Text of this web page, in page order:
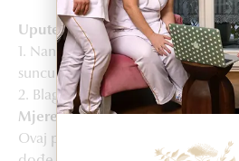
Upute za upotrebu
1. Nanijeti na cijelo lice, vrat i
suncu.
2. Blago masirati dok ga koža
Mjere opreza
Ovaj proizvod ne štiti od sunca.